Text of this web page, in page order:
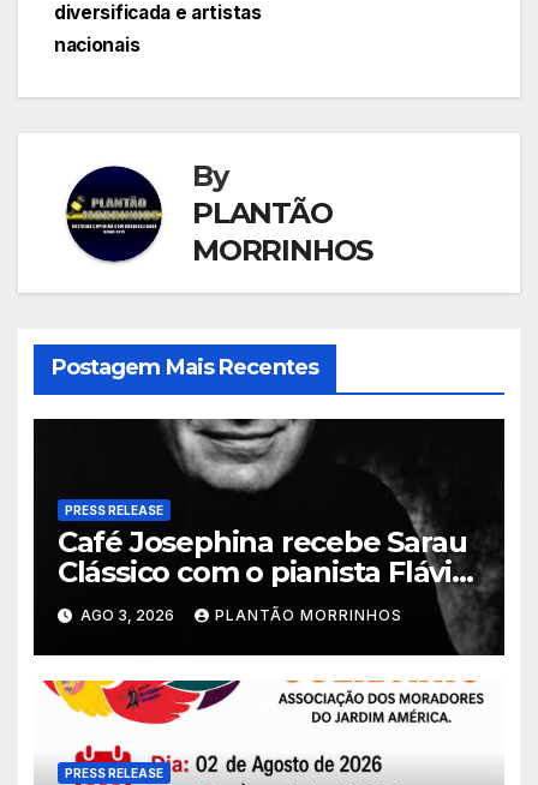
diversificada e artistas
nacionais
By
PLANTÃO
MORRINHOS
Postagem Mais Recentes
PRESS RELEASE
Café Josephina recebe Sarau
Clássico com o pianista Flávio
Varani nesta terça-feira
AGO 3, 2026 PLANTÃO MORRINHOS
PRESS RELEASE